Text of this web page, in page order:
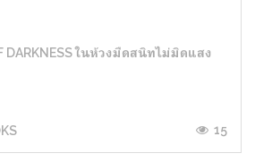
DARKNESS ในห้วงมืดสนิทไม่มิดแสง
15